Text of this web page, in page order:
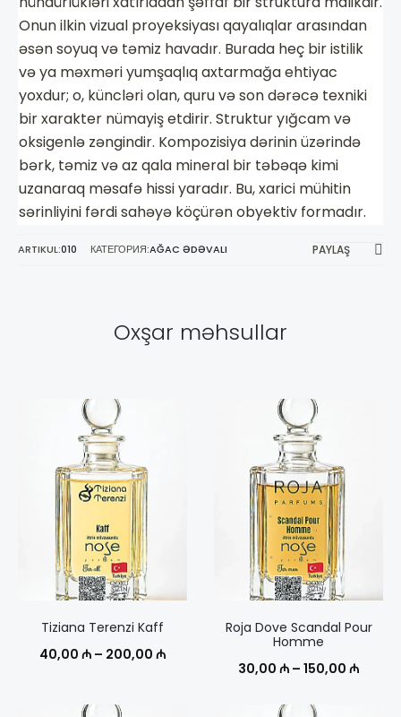
Intensivo
Onun ilkin vizual proyeksiyası qayalıqlar arasından
əsən soyuq və təmiz havadır. Burada heç bir istilik
və ya məxməri yumşaqlıq axtarmağa ehtiyac
yoxdur; o, küncləri olan, quru və son dərəcə texniki
bir xarakter nümayiş etdirir. Struktur yığcam və
oksigenlə zəngindir. Kompozisiya dərinin üzərində
bərk, təmiz və az qala mineral bir təbəqə kimi
uzanaraq məsafə hissi yaradır. Bu, xarici mühitin
sərinliyini fərdi sahəyə köçürən obyektiv formadır.
ARTIKUL:010 КАТЕГОРИЯ:AĞAC ƏDƏVALI PAYLAŞ
Oxşar məhsullar
Tiziana Terenzi Kaff
40,00 ₼ – 200,00 ₼Диапазон
Roja Dove Scandal Pour
Homme
30,00 ₼ – 150,00 ₼